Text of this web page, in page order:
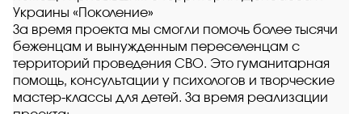
Украины «Поколение»
За время проекта мы смогли помочь более тысячи
беженцам и вынужденным переселенцам с
территорий проведения СВО. Это гуманитарная
помощь, консультации у психологов и творческие
мастер-классы для детей. За время реализации